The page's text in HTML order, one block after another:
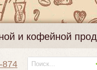
и кофейной
874